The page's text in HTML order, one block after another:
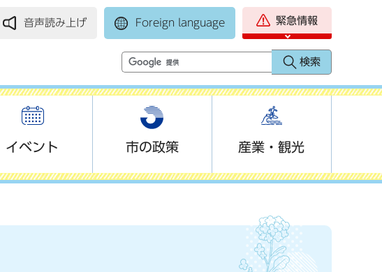
音声読み上げ Foreign language 緊急情報
イベント 市の政策 産業・観光